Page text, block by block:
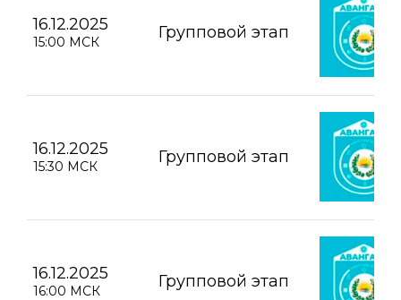
16.12.2025
15:00 МСК Групповой этап
16.12.2025
15:30 МСК Групповой этап
16.12.2025
16:00 МСК Групповой этап